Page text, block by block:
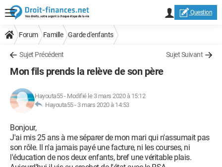
Question
Forum Famille Garde d'enfants
Sujet Précédent Sujet Suivant
Mon fils prends la relève de son père
Hayouta55- Modifié le 3 mars 2020 à 15:12
Hayouta55 - 3 mars 2020 à 14:53
Bonjour,
J'ai mis 25 ans à me séparer de mon mari qui n'assumait pas
son rôle. Il n'a jamais payé une facture, ni les courses, ni
l'éducation de nos deux enfants, bref une véritable plais.